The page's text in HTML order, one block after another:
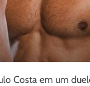
Costa em um